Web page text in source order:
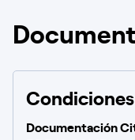
Condiciones
Documentación